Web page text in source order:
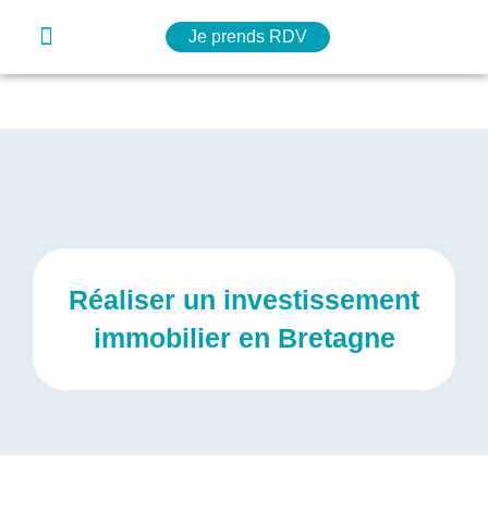
Menu Je prends RDV
Réaliser un investissement
immobilier en Bretagne